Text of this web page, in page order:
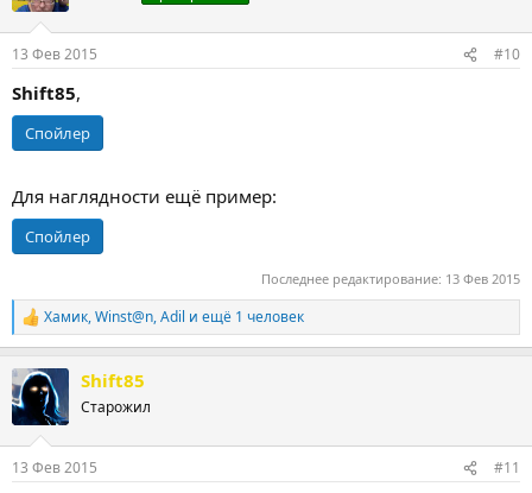
13 Фев 2015 #10
Shift85,
Спойлер
Для наглядности ещё пример:
Спойлер
Последнее редактирование: 13 Фев 2015
Р
е
к
ц
и
Хамик,Winst@n,Adil и ещё 1 человек
Shift85
Старожил
13 Фев 2015 #11